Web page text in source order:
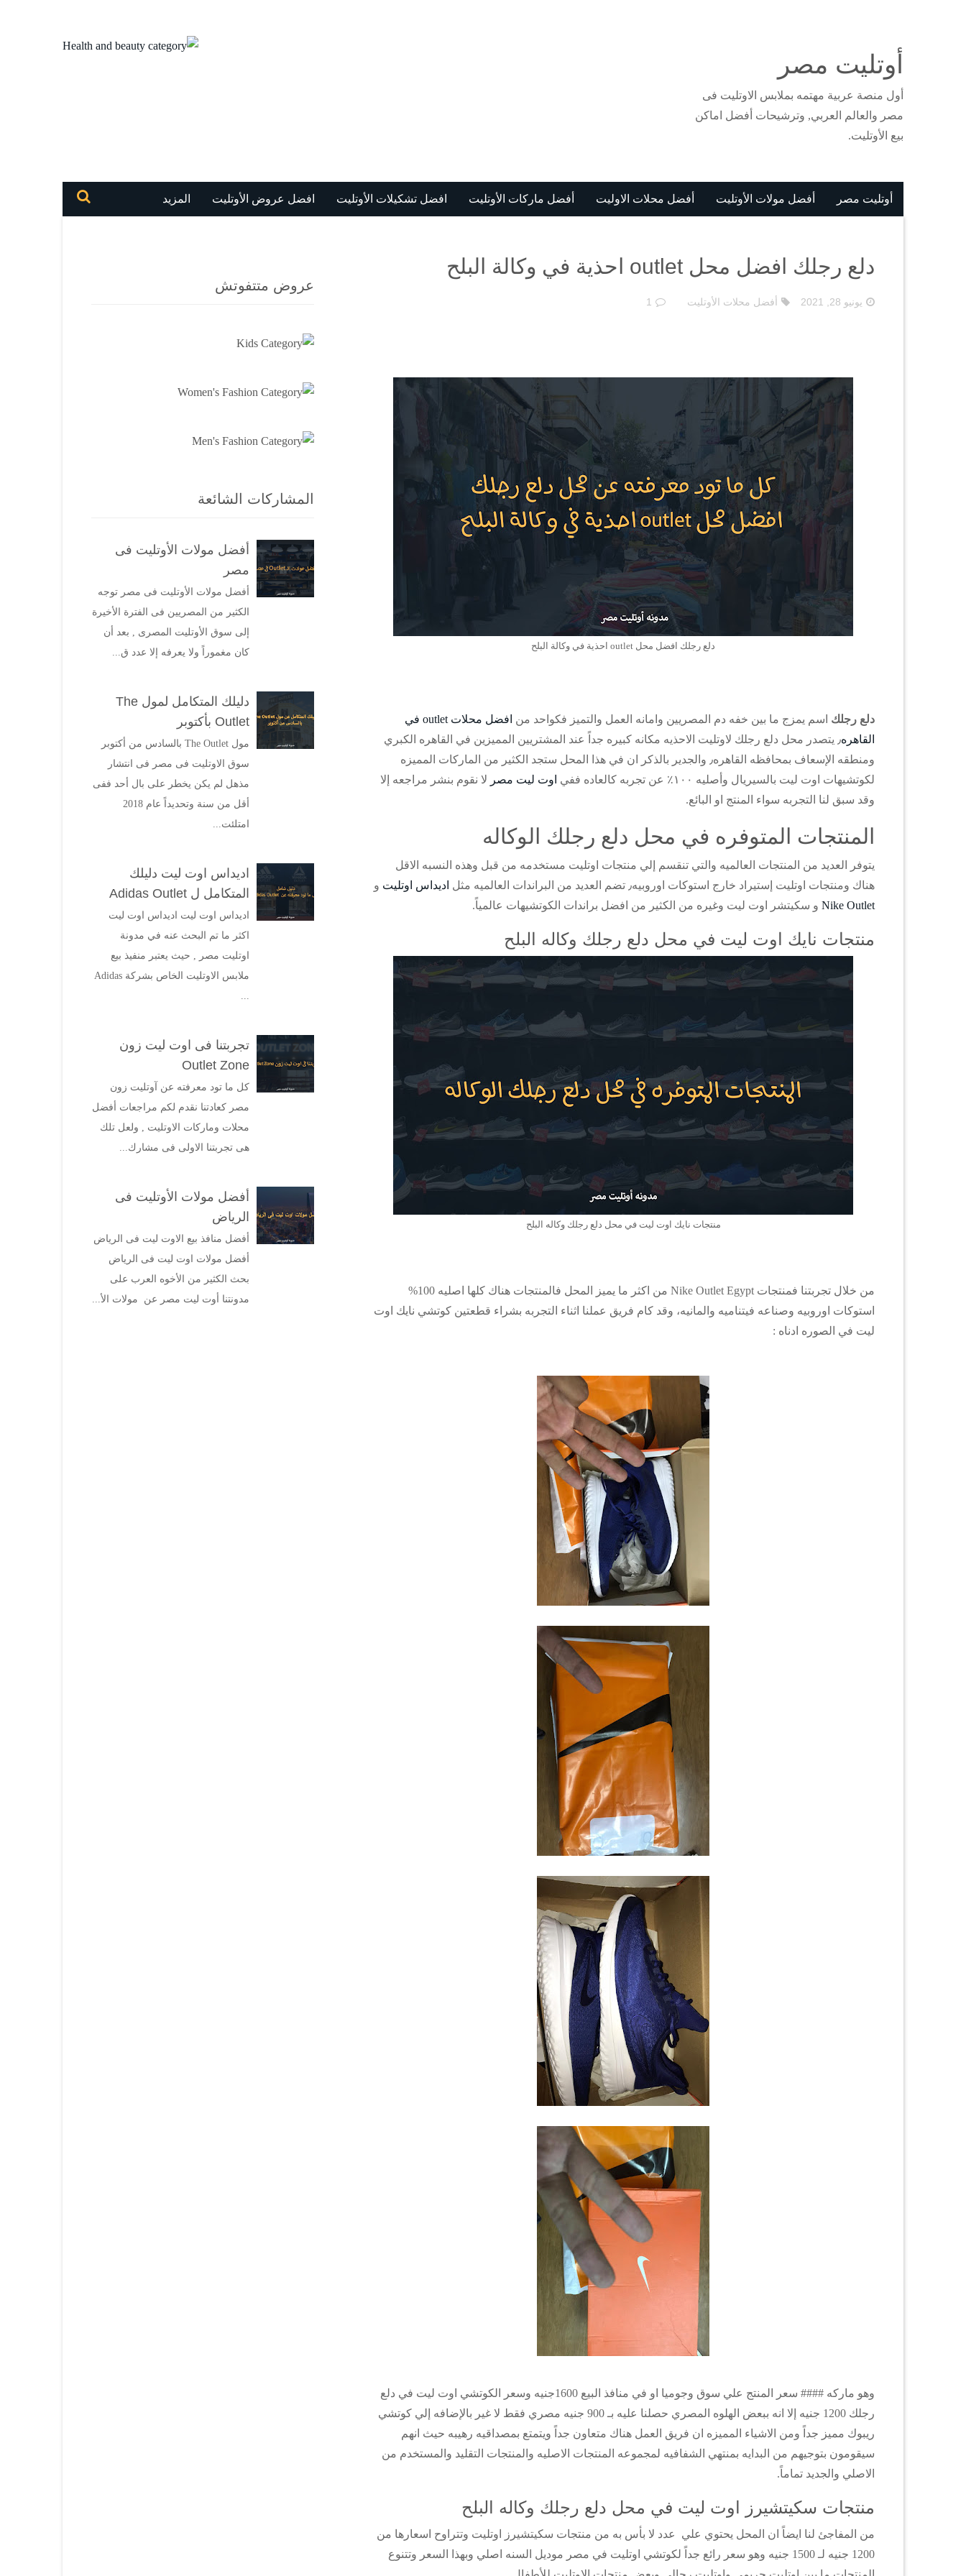
أوتليت مصر
أول منصة عربية مهتمه بملابس الاوتليت فى
مصر والعالم العربي, وترشيحات أفضل اماكن
بيع الأوتليت.
أوتليت مصر أفضل مولات الأوتليت أفضل محلات الاوليت أفضل ماركات الأوتليت افضل تشكيلات الأوتليت افضل عروض الأوتليت المزيد
دلع رجلك افضل محل outlet احذية في وكالة البلح
يونيو 28, 2021 أفضل محلات الأوتليت 1
دلع رجلك افضل محل outlet احذية في وكالة البلح
دلع رجلك اسم يمزج ما بين خفه دم المصريين وامانه العمل والتميز فكواحد من
افضل محلات outlet في
القاهره
٫ يتصدر محل دلع رجلك لاوتليت الاحذيه مكانه كبيره جداً عند المشتريين المميزين في القاهره الكبري
ومنطقه الإسعاف بمحافظه القاهره٫ والجدير بالذكر ان في هذا المحل ستجد الكثير من الماركات المميزه
لكوتشيهات اوت ليت بالسيريال وأصليه ١٠٠٪ عن تجربه كالعاده ففي
اوت ليت مصر لا نقوم بنشر مراجعه إلا
وقد سبق لنا التجربه سواء المنتج او البائع.
المنتجات المتوفره في محل دلع رجلك الوكاله
يتوفر العديد من المنتجات العالميه والتي تنقسم إلي منتجات اوتليت مستخدمه من قبل وهذه النسبه الاقل
هناك ومنتجات اوتليت إستيراد خارج استوكات اوروبيه٫ تضم العديد من البراندات العالميه مثل
اديداس اوتليت و
Nike Outlet و سكيتشر اوت ليت وغيره من الكثير من افضل براندات الكوتشيهات عالمياً.
منتجات نايك اوت ليت في محل دلع رجلك وكاله البلح
منتجات نايك اوت ليت في محل دلع رجلك وكاله البلح
من خلال تجربتنا فمنتجات Nike Outlet Egypt من اكثر ما يميز المحل فالمنتجات هناك كلها اصليه 100%
استوكات اوروبيه وصناعه فيتناميه والمانيه، وقد كام فريق عملنا اثناء التجربه بشراء قطعتين كوتشي نايك اوت
ليت في الصوره ادناه :
وهو ماركه #### سعر المنتج علي سوق وجوميا او في منافذ البيع 1600جنيه وسعر الكوتشي اوت ليت في دلع
رجلك 1200 جنيه إلا انه ببعض الهلوه المصري حصلنا عليه بـ 900 جنيه مصري فقط لا غير بالإضافه إلي كوتشي
ريبوك مميز جداً ومن الاشياء المميزه ان فريق العمل هناك متعاون جداً ويتمتع بمصداقيه رهيبه حيث انهم
سيقومون بتوجيهم من البدايه بمنتهي الشفافيه لمجموعه المنتجات الاصليه والمنتجات التقليد والمستخدم من
الاصلي والجديد تماماً.
منتجات سكيتشيرز اوت ليت في محل دلع رجلك وكاله البلح
من المفاجئ لنا ايضاً ان المحل يحتوي علي عدد لا بأس به من منتجات سكيتشيرز اوتليت وتتراوح اسعارها من
1200 جنيه لـ 1500 جنيه وهو سعر رائع جداً لكوتشي اوتليت في مصر موديل السنه اصلي وبهذا السعر وتتنوع
عروض متتفوتش
المشاركات الشائعة
أفضل مولات الأوتليت فى
مصر
أفضل مولات الأوتليت فى مصر توجه
الكثير من المصريين فى الفترة الأخيرة
إلى سوق الأوتليت المصرى , بعد أن
كان مغموراً ولا يعرفه إلا عدد ق...
دليلك المتكامل لمول The
Outlet بأكتوبر
مول The Outlet بالسادس من أكتوبر
سوق الاوتليت فى مصر فى انتشار
مذهل لم يكن يخطر على بال أحد ففى
أقل من سنة وتحديداً عام 2018
امتلئت...
اديداس اوت ليت دليلك
المتكامل ل Adidas Outlet
اديداس اوت ليت اديداس اوت ليت
اكثر ما تم البحث عنه في مدونة
اوتليت مصر , حيث يعتبر منفيذ بيع
ملابس الاوتليت الخاص بشركة Adidas
...
تجربتنا فى اوت ليت زون
Outlet Zone
كل ما تود معرفته عن آوتليت زون
مصر كعادتنا نقدم لكم مراجعات أفضل
محلات وماركات الاوتليت , ولعل تلك
هى تجربتنا الاولى فى مشارك...
أفضل مولات الأوتليت فى
الرياض
أفضل منافذ بيع الاوت ليت فى الرياض
أفضل مولات اوت ليت فى الرياض
بحث الكثير من الأخوه العرب على
مدونتنا أوت ليت مصر عن مولات الأ...